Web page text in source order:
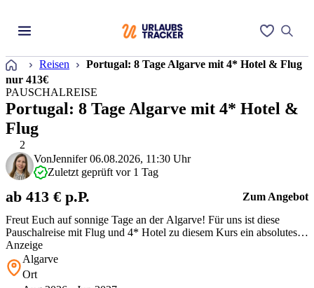
Startseite
Reisen
Portugal: 8 Tage Algarve mit 4* Hotel & Flug
nur 413€
2
PAUSCHALREISE
Portugal: 8 Tage Algarve mit 4* Hotel &
Flug
Freut Euch auf sonnige Tage an der Algarve! Für uns ist diese
Pauschalreise mit Flug und 4* Hotel zu diesem Kurs ein absolutes
Schnäppchen. Im Albufeira Sol erwartet Euch eine tolle Poolanlage
und Ihr seid fix am Strand. Die Zimmereinrichtung ist nicht mehr
topmodern, dafür entschädigt die geniale Lage komplett. Ein
VonJennifer 06.08.2026, 11:30 Uhr
Zuletzt geprüft vor 1 Tag
ab 413 € p.P. Zum Angebot
Anzeige
Algarve
Ort